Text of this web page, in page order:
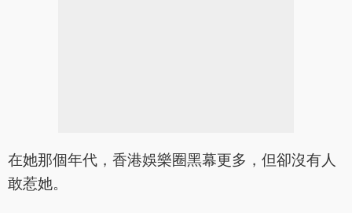
在她那個年代，香港娛樂圈黑幕更多，但卻沒有人
敢惹她。